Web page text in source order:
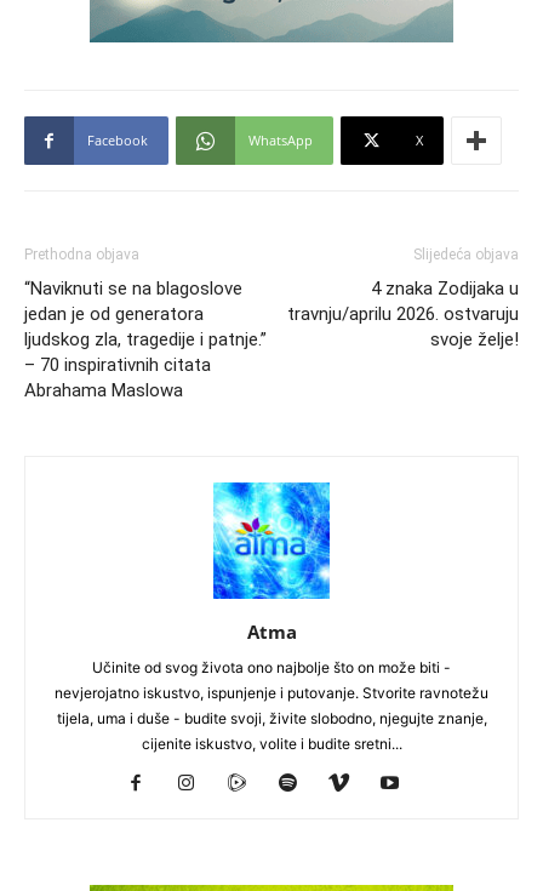
Facebook WhatsApp X
Prethodna objava
“Naviknuti se na blagoslove
jedan je od generatora
ljudskog zla, tragedije i patnje.”
– 70 inspirativnih citata
Abrahama Maslowa
Slijedeća objava
4 znaka Zodijaka u
travnju/aprilu 2026. ostvaruju
svoje želje!
Atma
Učinite od svog života ono najbolje što on može biti -
nevjerojatno iskustvo, ispunjenje i putovanje. Stvorite ravnotežu
tijela, uma i duše - budite svoji, živite slobodno, njegujte znanje,
cijenite iskustvo, volite i budite sretni...